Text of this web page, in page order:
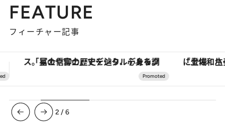
FEATURE
フィーチャー記事
「土佐和ハーブかき氷」がOMO7高知に登場！生姜、山椒、大葉など目にも舌にも涼を呼ぶ郷土の味 【夏限定ディナーコース】旬を
3 /6